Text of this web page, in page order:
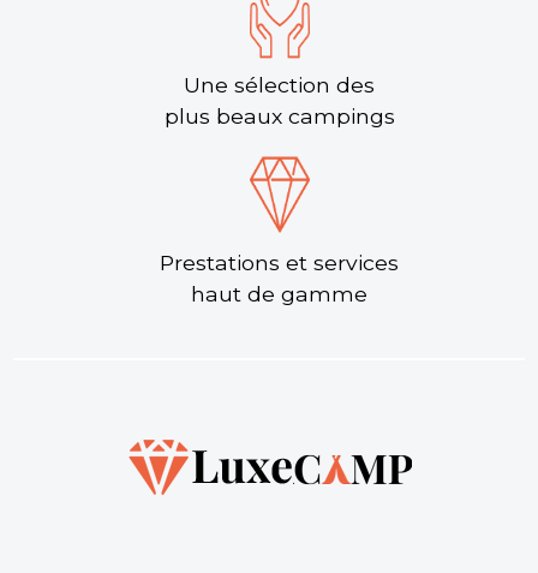
Une sélection des
plus beaux campings
Prestations et services
haut de gamme